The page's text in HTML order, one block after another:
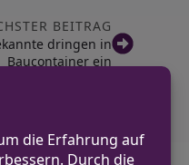
BEITRAG
dringen in
Baucontainer ein